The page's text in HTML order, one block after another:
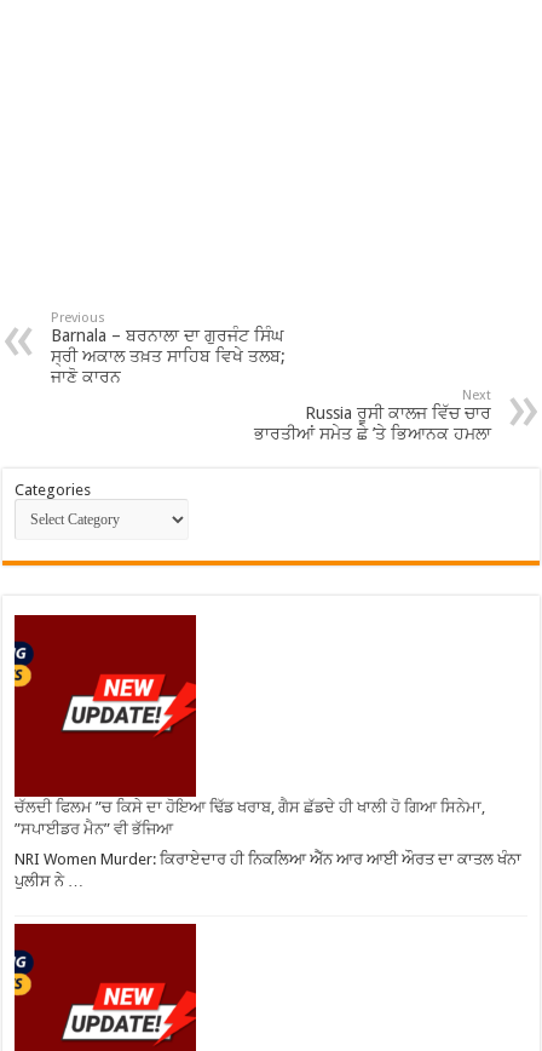
Previous
Barnala – ਬਰਨਾਲਾ ਦਾ ਗੁਰਜੰਟ ਸਿੰਘ
ਸ੍ਰੀ ਅਕਾਲ ਤਖ਼ਤ ਸਾਹਿਬ ਵਿਖੇ ਤਲਬ;
ਜਾਣੋ ਕਾਰਨ
Next
Russia ਰੂਸੀ ਕਾਲਜ ਵਿੱਚ ਚਾਰ
ਭਾਰਤੀਆਂ ਸਮੇਤ ਛੇ ’ਤੇ ਭਿਆਨਕ ਹਮਲਾ
Categories
ਚੱਲਦੀ ਫਿਲਮ ”ਚ ਕਿਸੇ ਦਾ ਹੋਇਆ ਢਿੱਡ ਖਰਾਬ, ਗੈਸ ਛੱਡਦੇ ਹੀ ਖਾਲੀ ਹੋ ਗਿਆ ਸਿਨੇਮਾ,
”ਸਪਾਈਡਰ ਮੈਨ” ਵੀ ਭੱਜਿਆ
NRI Women Murder: ਕਿਰਾਏਦਾਰ ਹੀ ਨਿਕਲਿਆ ਐੱਨ ਆਰ ਆਈ ਔਰਤ ਦਾ ਕਾਤਲ ਖੰਨਾ
ਪੁਲੀਸ ਨੇ …